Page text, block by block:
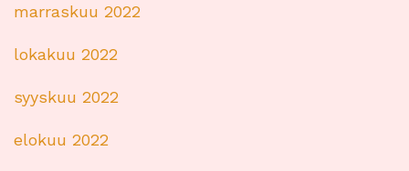
marraskuu 2022
lokakuu 2022
syyskuu 2022
elokuu 2022